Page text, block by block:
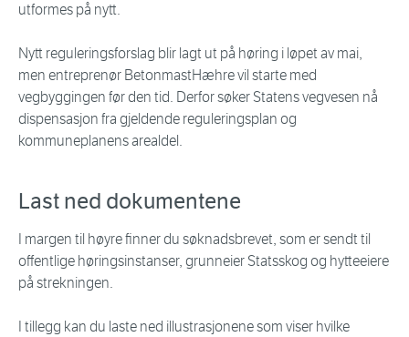
utformes på nytt.
Nytt reguleringsforslag blir lagt ut på høring i løpet av mai,
men entreprenør BetonmastHæhre vil starte med
vegbyggingen før den tid. Derfor søker Statens vegvesen nå
dispensasjon fra gjeldende reguleringsplan og
kommuneplanens arealdel.
Last ned dokumentene
I margen til høyre finner du søknadsbrevet, som er sendt til
offentlige høringsinstanser, grunneier Statsskog og hytteeiere
på strekningen.
I tillegg kan du laste ned illustrasjonene som viser hvilke